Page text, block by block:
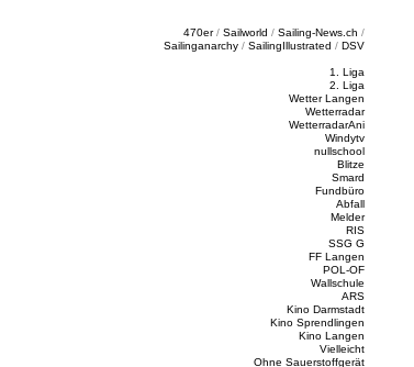
470er/ Sailworld / Sailing-News.ch /
Sailinganarchy / SailingIllustrated / DSV
1. Liga
2. Liga
Wetter Langen
Wetterradar
WetterradarAni
Windytv
nullschool
Blitze
Smard
Fundbüro
Abfall
Melder
RIS
SSG G
FF Langen
POL-OF
Wallschule
ARS
Kino Darmstadt
Kino Sprendlingen
Kino Langen
Vielleicht
Ohne Sauerstoffgerät